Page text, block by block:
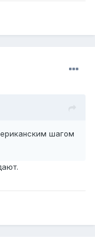
шагом